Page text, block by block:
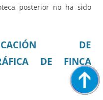
posterior no ha sido
DE
DE FINCA